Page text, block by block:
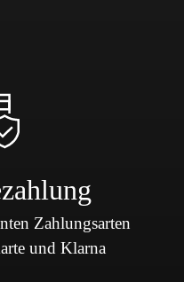
Zahlungsarten
und Klarna